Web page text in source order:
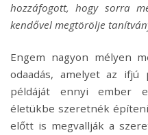
hozzáfogott, hogy sorra
kendővel megtörölje
Engem nagyon mélyen
odaadás, amelyet az ifjú
példáját ennyi ember
életükbe szeretnék
előtt is megvallják a